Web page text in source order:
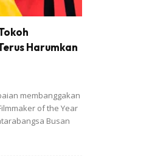
Harumkan
membanggakan
of the Year
Busan